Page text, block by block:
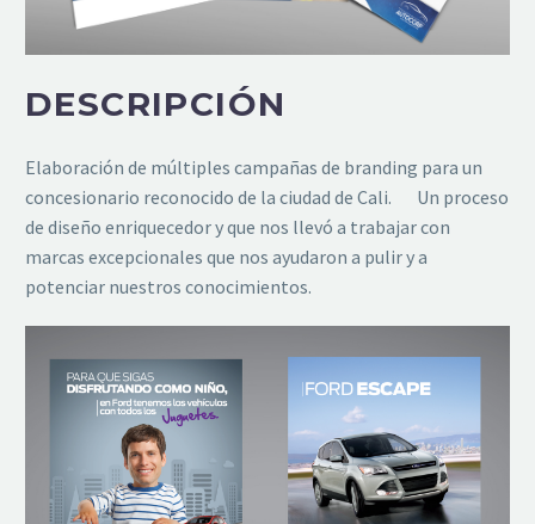
DESCRIPCIÓN
Elaboración de múltiples campañas de branding para un
concesionario reconocido de la ciudad de Cali. Un proceso
de diseño enriquecedor y que nos llevó a trabajar con
marcas excepcionales que nos ayudaron a pulir y a
potenciar nuestros conocimientos.